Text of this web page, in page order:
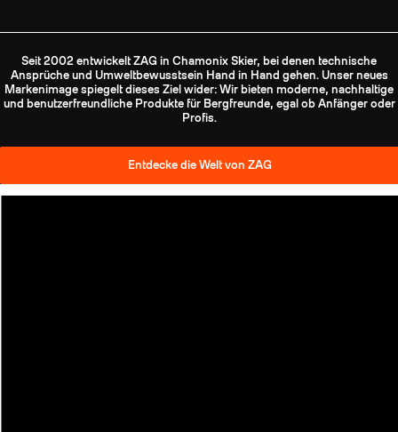
Seit 2002 entwickelt ZAG in Chamonix Skier, bei denen technische
Ansprüche und Umweltbewusstsein Hand in Hand gehen. Unser neues
Markenimage spiegelt dieses Ziel wider: Wir bieten moderne, nachhaltige
und benutzerfreundliche Produkte für Bergfreunde, egal ob Anfänger oder
Profis.
Entdecke die Welt von ZAG